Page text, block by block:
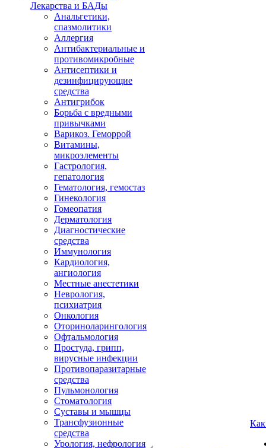
Лекарства и БАДы
Анальгетики,
спазмолитики
Аллергия
Антибактериальные и
противомикробные
Антисептики и
дезинфицирующие
средства
Антигрибок
Борьба с вредными
привычками
Варикоз. Геморрой
Витамины,
микроэлементы
Гастрология,
гепатология
Гематология, гемостаз
Гинекология
Гомеопатия
Дерматология
Диагностические
средства
Иммунология
Кардиология,
ангиология
Местные анестетики
Неврология,
психиатрия
Онкология
Оториноларингология
Офтальмология
Простуда, грипп,
вирусные инфекции
Противопаразитарные
средства
Пульмонология
Стоматология
Суставы и мышцы
Трансфузионные
средства
Урология, нефрология